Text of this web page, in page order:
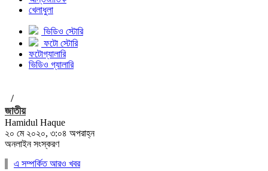
খেলাধুলা
ভিডিও স্টোরি
ফটো স্টোরি
ফটোগ্যালারি
ভিডিও গ্যালারি
/
জাতীয়
Hamidul Haque
২০ মে ২০২০, ৩:০৪ অপরাহ্ন
অনলাইন সংস্করণ
এ সম্পর্কিত আরও খবর